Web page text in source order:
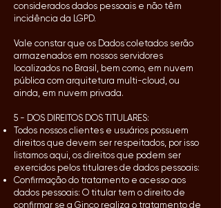
considerados dados pessoais e não têm
incidência da LGPD.
Vale constar que os Dados coletados serão
armazenados em nossos servidores
localizados no Brasil, bem como, em nuvem
pública com arquitetura multi-cloud, ou
ainda, em nuvem privada.
5 - DOS DIREITOS DOS TITULARES:
Todos nossos clientes e usuários possuem
direitos que devem ser respeitados, por isso
listamos aqui, os direitos que podem ser
exercidos pelos titulares de dados pessoais:
Confirmação do tratamento e acesso aos
dados pessoais: O titular tem o direito de
confirmar se a Ginco realiza o tratamento de